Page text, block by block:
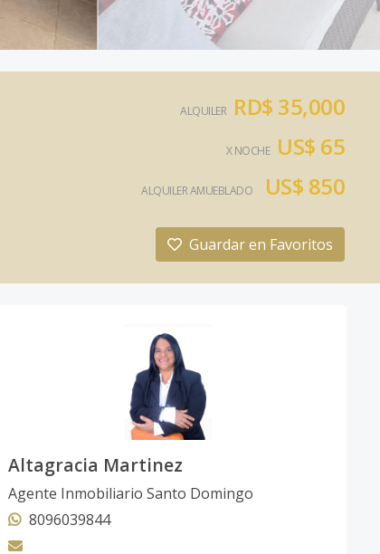
ALQUILER RD$ 35,000
X NOCHE US$ 65
ALQUILER AMUEBLADO US$ 850
Guardar en Favoritos
Altagracia Martinez
Agente Inmobiliario Santo Domingo
8096039844